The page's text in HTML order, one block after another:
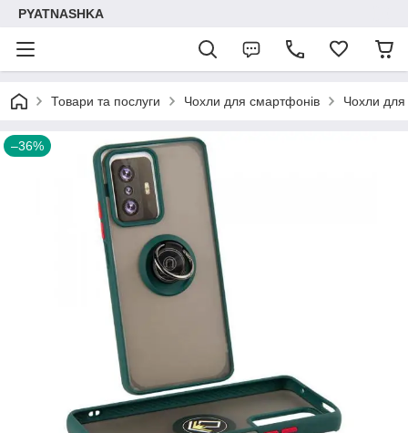
PYATNASHKA
Товари та послуги Чохли для смартфонів Чохли
–36%